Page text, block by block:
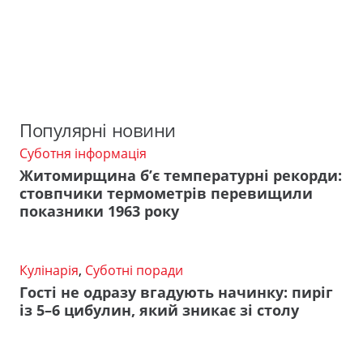
Популярні новини
Суботня інформація
Житомирщина б’є температурні рекорди:
стовпчики термометрів перевищили
показники 1963 року
Кулінарія, Суботні поради
Гості не одразу вгадують начинку: пиріг
із 5–6 цибулин, який зникає зі столу